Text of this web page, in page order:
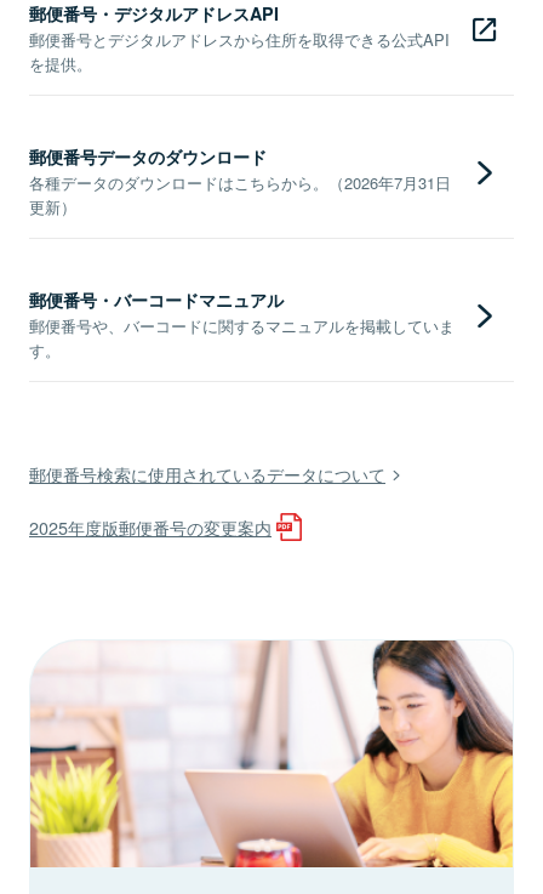
郵便番号・デジタルアドレスAPI
郵便番号とデジタルアドレスから住所を取得できる公式API
を提供。
郵便番号データのダウンロード
各種データのダウンロードはこちらから。（2026年7月31日
更新）
郵便番号・バーコードマニュアル
郵便番号や、バーコードに関するマニュアルを掲載していま
す。
郵便番号検索に使用されているデータについて
2025年度版郵便番号の変更案内